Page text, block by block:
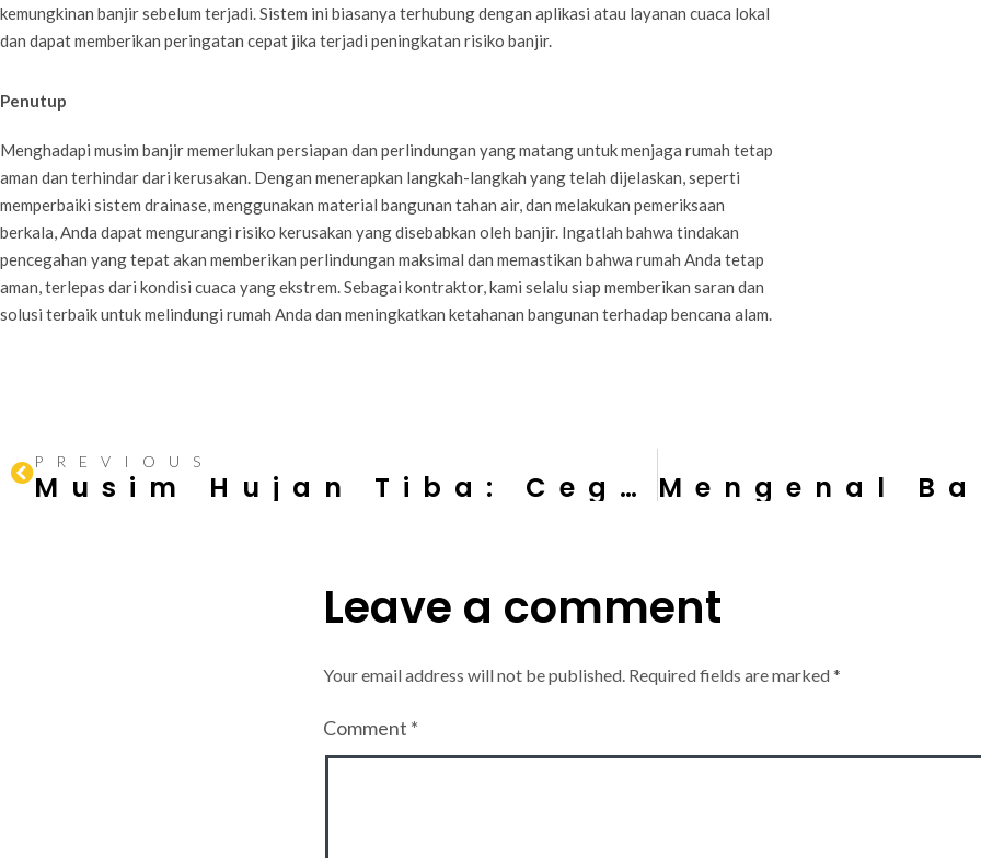
kemungkinan banjir sebelum terjadi. Sistem ini biasanya terhubung dengan aplikasi atau layanan cuaca lokal
dan dapat memberikan peringatan cepat jika terjadi peningkatan risiko banjir.
Penutup
Menghadapi musim banjir memerlukan persiapan dan perlindungan yang matang untuk menjaga rumah tetap
aman dan terhindar dari kerusakan. Dengan menerapkan langkah-langkah yang telah dijelaskan, seperti
memperbaiki sistem drainase, menggunakan material bangunan tahan air, dan melakukan pemeriksaan
berkala, Anda dapat mengurangi risiko kerusakan yang disebabkan oleh banjir. Ingatlah bahwa tindakan
pencegahan yang tepat akan memberikan perlindungan maksimal dan memastikan bahwa rumah Anda tetap
aman, terlepas dari kondisi cuaca yang ekstrem. Sebagai kontraktor, kami selalu siap memberikan saran dan
solusi terbaik untuk melindungi rumah Anda dan meningkatkan ketahanan bangunan terhadap bencana alam.
PREVIOUS
Musim Hujan Tiba: Cegah Banjir di Lingkungan Rumah
Leave a comment
Your email address will not be published. Required fields are marked*
Comment *